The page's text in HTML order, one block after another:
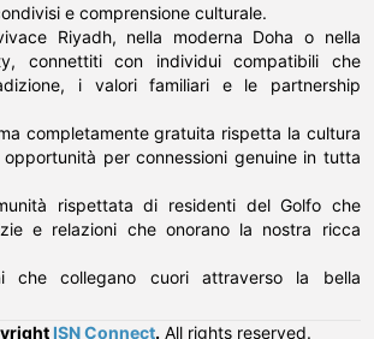
e comprensione culturale.
Riyadh, nella moderna Doha o nella
connettiti con individui compatibili che
i valori familiari e le partnership
completamente gratuita rispetta la cultura
per connessioni genuine in tutta
rispettata di residenti del Golfo che
e relazioni che onorano la nostra ricca
che collegano cuori attraverso la bella
ISN Connect. All rights reserved.